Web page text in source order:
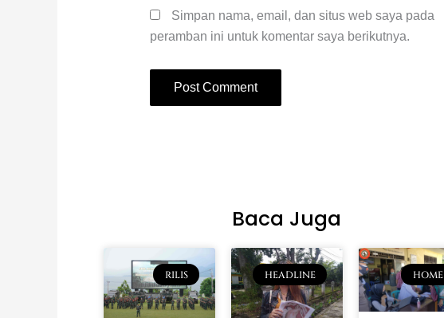
Simpan nama, email, dan situs web saya pada
peramban ini untuk komentar saya berikutnya.
Baca Juga
RILIS HEADLINE HOME